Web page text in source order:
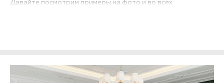
Давайте посмотрим примеры на фото и во всех